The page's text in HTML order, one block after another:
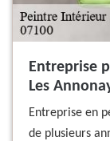
Entreprise
Les
Entreprise en
de plusieurs